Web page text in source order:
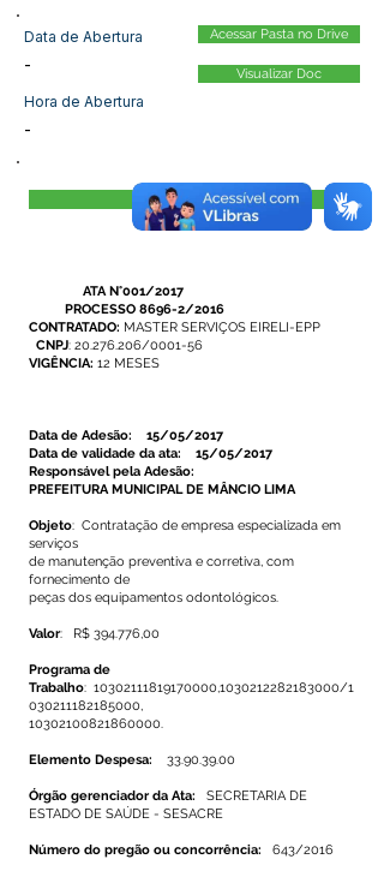
Data de Abertura
-
Hora de Abertura
-
Acessar Pasta no Drive
Visualizar Doc
Visualizar
ATA N°001/2017
PROCESSO 8696-2/2016
CONTRATADO: MASTER SERVIÇOS EIRELI-EPP
CNPJ: 20.276.206/0001-56
VIGÊNCIA: 12 MESES
Data de Adesão: 15/05/2017
Data de validade da ata: 15/05/2017
Responsável pela Adesão:
PREFEITURA MUNICIPAL DE MÂNCIO LIMA
Objeto: Contratação de empresa especializada em
serviços
de manutenção preventiva e corretiva, com
fornecimento de
peças dos equipamentos odontológicos.
Valor: R$ 394.776,00
Programa de
Trabalho: 10302111819170000,1030212282183000/1
030211182185000,
10302100821860000.
Elemento Despesa: 33.90.39.00
Órgão gerenciador da Ata:
SECRETARIA DE
ESTADO DE SAÚDE - SESACRE
Número do pregão ou concorrência: 643/2016